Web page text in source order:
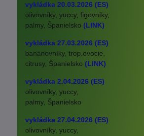
vykládka 20.03.2026 (ES)
olivovníky, yuccy, figovníky,
palmy, Španielsko (LINK)
vykládka 27.03.2026 (ES)
banánovníky, trop.ovocie,
citrusy, Španielsko (LINK)
vykládka 2.04.2026 (ES)
olivovníky, yuccy,
palmy, Španielsko
vykládka 27.04.2026 (ES)
olivovníky, yuccy,